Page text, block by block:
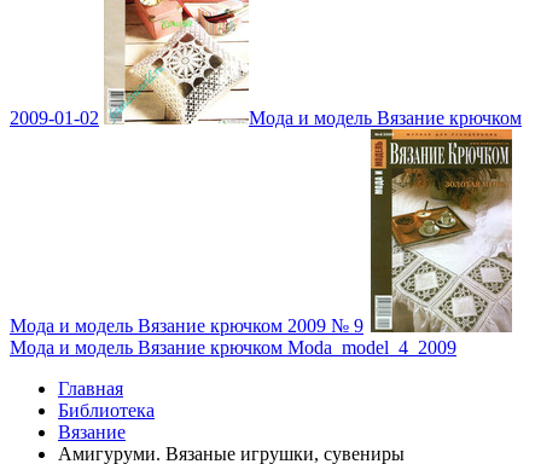
2009-01-02 Мода и модель Вязание крючком
Мода и модель Вязание крючком 2009 № 9
Мода и модель Вязание крючком Moda_model_4_2009
Главная
Библиотека
Вязание
Амигуруми. Вязаные игрушки, сувениры